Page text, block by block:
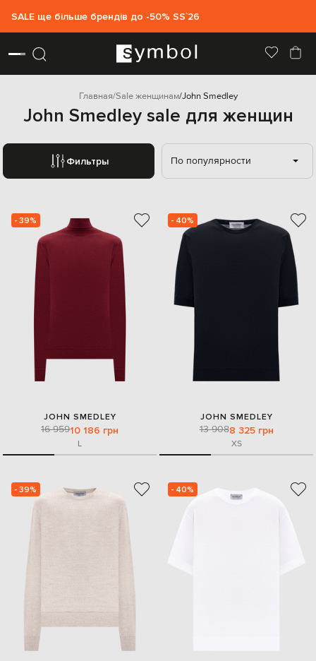
SALE ще більше брендів до -50% SS`26
Главная Sale женщинам John Smedley
John Smedley sale для женщин
Фильтры По популярности
- 39%
JOHN SMEDLEY
16 95910 186 грн
L
- 40%
JOHN SMEDLEY
13 9088 325 грн
XS
- 39% - 40%